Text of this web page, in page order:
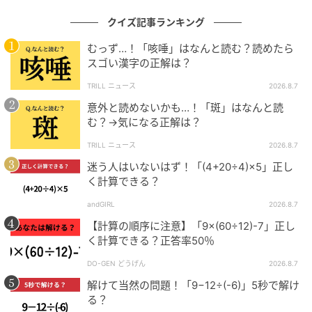
クイズ記事ランキング
むっず…！「咳唾」はなんと読む？読めたら
スゴい漢字の正解は？
TRILL ニュース 2026.8.7
意外と読めないかも…！「斑」はなんと読
む？→気になる正解は？
TRILL ニュース 2026.8.7
迷う人はいないはず！「(4+20÷4)×5」正し
く計算できる？
andGIRL 2026.8.7
【計算の順序に注意】「9×(60÷12)-7」正し
く計算できる？正答率50％
DO-GEN どうげん 2026.8.7
解けて当然の問題！「9−12÷(-6)」5秒で解け
る？